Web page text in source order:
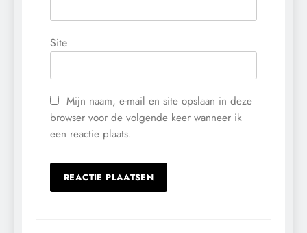
Site
Mijn naam, e-mail en site opslaan in deze
browser voor de volgende keer wanneer ik
een reactie plaats.